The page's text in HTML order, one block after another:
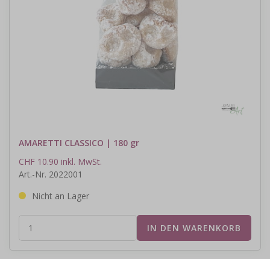
AMARETTI CLASSICO | 180 gr
CHF 10.90 inkl. MwSt.
Art.-Nr. 2022001
Nicht an Lager